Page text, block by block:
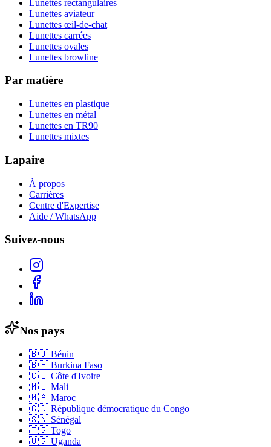
Lunettes rectangulaires
Lunettes aviateur
Lunettes œil-de-chat
Lunettes carrées
Lunettes ovales
Lunettes browline
Par matière
Lunettes en plastique
Lunettes en métal
Lunettes en TR90
Lunettes mixtes
Lapaire
À propos
Carrières
Centre d'Expertise
Aide / WhatsApp
Suivez-nous
Nos pays
🇧🇯 Bénin
🇧🇫 Burkina Faso
🇨🇮 Côte d'Ivoire
🇲🇱 Mali
🇲🇦 Maroc
🇨🇩 République démocratique du Congo
🇸🇳 Sénégal
🇹🇬 Togo
🇺🇬 Uganda